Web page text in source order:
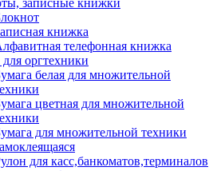
записные книжки
книжка
телефонная книжка
оргтехники
белая для множительной
цветная для множительной
для множительной техники
для касс,банкоматов,терминалов